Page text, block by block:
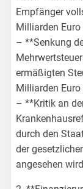
Empfänger
Milliarden
– **Senkung
ermäßigten
Milliarden
– **Kritik an
durch den
der
angesehen